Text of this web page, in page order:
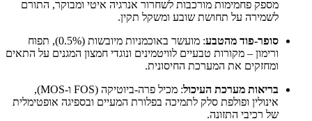
מספק פחמימות מורכבות לשחרור אנרגיה איטי ומבוקר, התורם
לשמירה על תחושת שובע ומשקל תקין.
סופר-פוד מהטבע
: מועשר באוכמניות מיובשות (0.5%), תפוח
ורימון – מקורות טבעיים לוויטמינים ונוגדי חמצון המגנים על התאים
ומחזקים את המערכת החיסונית.
בריאות מערכת העיכול
: מכיל פרה-ביוטיקה (FOS ו-MOS),
אינולין ופולפת סלק לתמיכה בפלורת המעיים ובספיגה אופטימלית
של רכיבי התזונה.